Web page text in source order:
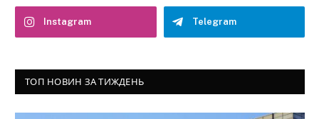
Instagram Telegram
ТОП НОВИН ЗА ТИЖДЕНЬ